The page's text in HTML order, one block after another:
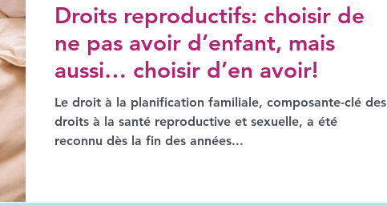
Droits reproductifs: choisir de
ne pas avoir d’enfant, mais
aussi… choisir d’en avoir!
Le droit à la planification familiale, composante-clé des
droits à la santé reproductive et sexuelle, a été
reconnu dès la fin des années...